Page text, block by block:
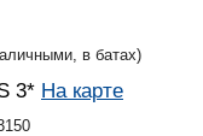
в батах)
3* На карте